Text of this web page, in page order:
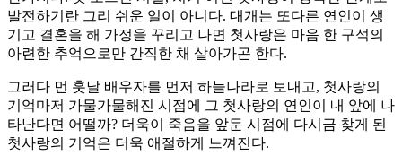
발전하기란 그리 쉬운 일이 아니다. 대개는 또다른 연인이 생
기고 결혼을 해 가정을 꾸리고 나면 첫사랑은 마음 한 구석의
아련한 추억으로만 간직한 채 살아가곤 한다.
그러다 먼 훗날 배우자를 먼저 하늘나라로 보내고, 첫사랑의
기억마저 가물가물해진 시점에 그 첫사랑의 연인이 내 앞에 나
타난다면 어떨까? 더욱이 죽음을 앞둔 시점에 다시금 찾게 된
첫사랑의 기억은 더욱 애절하게 느껴진다.